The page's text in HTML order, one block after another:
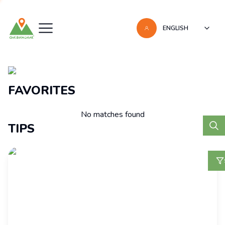
ENGLISH
Recomendaciones
FAVORITES
No matches found
TIPS